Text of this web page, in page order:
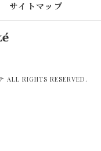
サイトマップ
ALL RIGHTS RESERVED.